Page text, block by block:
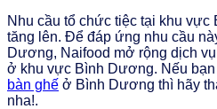
Nhu cầu tổ chức tiệc tại khu
tăng lên. Để đáp ứng nhu cầu
Dương, Naifood mở rộng dịch
ở khu vực Bình Dương. Nếu
bàn ghế ở Bình Dương thì hãy
nha!.